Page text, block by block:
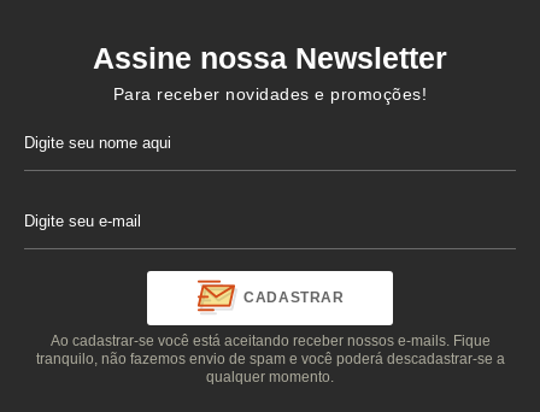
Assine nossa Newsletter
Para receber novidades e promoções!
CADASTRAR
Ao cadastrar-se você está aceitando receber nossos e-mails. Fique
tranquilo, não fazemos envio de spam e você poderá descadastrar-se a
qualquer momento.